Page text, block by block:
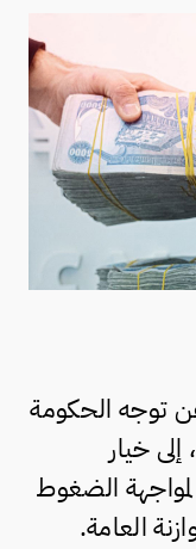
توجه الحكومة
خيار
الضغوط
العامة.